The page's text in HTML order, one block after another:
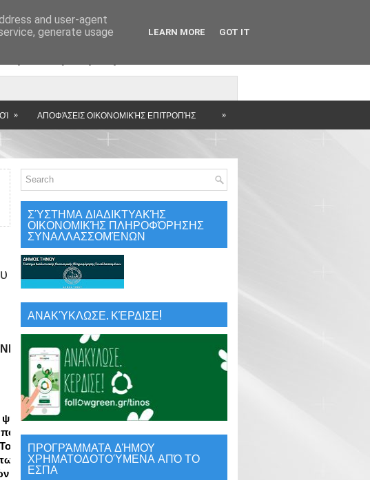
» ΑΠΟΦΆΣΕΙΣ ΟΙΚΟΝΟΜΙΚΉΣ ΕΠΙΤΡΟΠΉΣ »
ψηφιακές
που
-
των
και της
ΣΎΣΤΗΜΑ ΔΙΑΔΙΚΤΥΑΚΉΣ
ΟΙΚΟΝΟΜΙΚΉΣ ΠΛΗΡΟΦΌΡΗΣΗΣ
ΣΥΝΑΛΛΑΣΣΟΜΈΝΩΝ
ΑΝΑΚΎΚΛΩΣΕ. ΚΈΡΔΙΣΕ!
ΠΡΟΓΡΆΜΜΑΤΑ ΔΉΜΟΥ
ΧΡΗΜΑΤΟΔΟΤΟΎΜΕΝΑ ΑΠΌ ΤΟ
ΕΣΠΑ
and user-agent
generate usage
LEARN MORE GOT IT